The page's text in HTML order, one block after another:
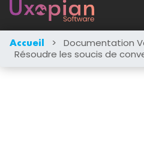
Accueil > Documentation
Résoudre les soucis de